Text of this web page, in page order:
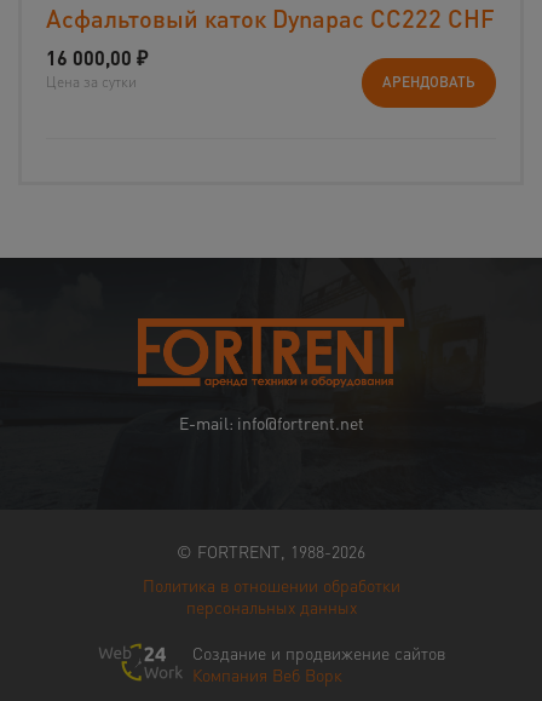
Асфальтовый каток Dynapac CС222 CHF
16 000,00 ₽
Цена за сутки АРЕНДОВАТЬ
E-mail: info@fortrent.net
© FORTRENT, 1988-2026
Политика в отношении обработки
персональных данных
Создание и продвижение сайтов
Компания Веб Ворк